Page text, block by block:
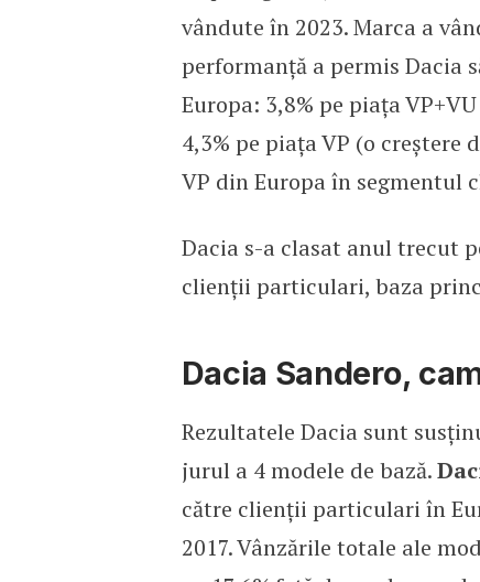
vândute în 2023. Marca a
performanță a permis Dacia
Europa: 3,8% pe piața
4,3% pe piața VP (o creștere
VP din Europa în segmentul
Dacia s-a clasat anul trecut
clienții particulari, baza
Dacia Sandero,
Rezultatele Dacia sunt
jurul a 4 modele de bază.
către clienții particulari în
2017. Vânzările totale ale